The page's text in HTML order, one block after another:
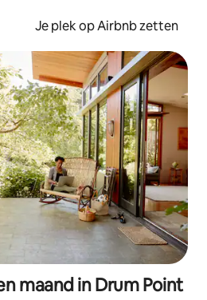
Je plek op Airbnb zetten
maand in Drum Point